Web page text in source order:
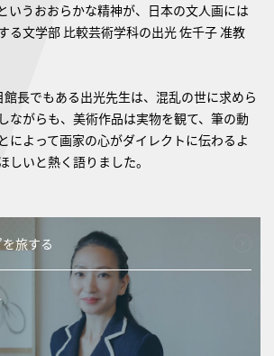
いうおおらかな精神が、日本の文人画には
る文学部 比較芸術学科の出光 佐千子 准教
長でもある出光先生は、混乱の世に求めら
ながらも、美術作品は実物を観て、筆の動
によって画家の心がダイレクトに伝わるよ
しいと熱く語りました。
旅する